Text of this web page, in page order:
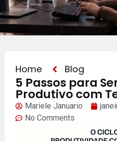
Home Blog
5 Passos para
Produtivo com
Mariele Januario
No Comments